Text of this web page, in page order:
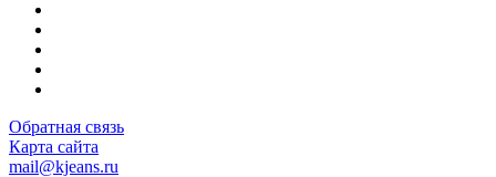
Обратная связь
Карта сайта
mail@kjeans.ru